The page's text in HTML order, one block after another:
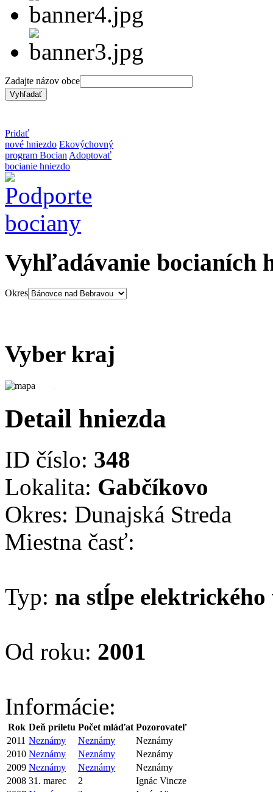
Zadajte názov obce
Pridať
nové hniezdo Ekovýchovný
program Bocian Adoptovať
bocianie hniezdo
Vyhľadávanie bocianích
Okres
Vyber kraj
Detail hniezda
ID číslo: 348
Lokalita: Gabčíkovo
Okres: Dunajská Streda
Miestna časť:
Typ: na stĺpe elektrického
Od roku: 2001
Informácie:
Rok Deň príletu Počet mláďat Pozorovateľ
2011 Neznámy Neznámy
Neznámy
2010 Neznámy Neznámy
Neznámy
2009 Neznámy Neznámy
Neznámy
2008 31. marec 2
Ignác Vincze